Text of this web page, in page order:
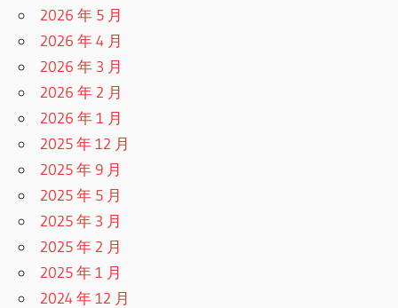
2026 年 5 月
2026 年 4 月
2026 年 3 月
2026 年 2 月
2026 年 1 月
2025 年 12 月
2025 年 9 月
2025 年 5 月
2025 年 3 月
2025 年 2 月
2025 年 1 月
2024 年 12 月